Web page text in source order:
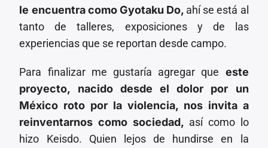
le encuentra como Gyotaku Do, ahí se está al
tanto de talleres, exposiciones y de las
experiencias que se reportan desde campo.
Para finalizar me gustaría agregar que este
proyecto, nacido desde el dolor por un
México roto por la violencia, nos invita a
reinventarnos como sociedad, así como lo
hizo Keisdo. Quien lejos de hundirse en la